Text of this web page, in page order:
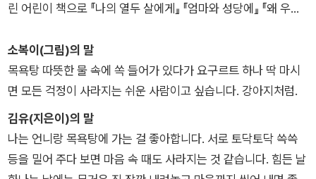
린 어린이 책으로 『나의 열두 살에게』 『엄마와 성당에』 『왜 우
말고 어쨌든 해결1, 2』가 있어요.
소복이(그림)의 말
목욕탕 따뜻한 물 속에 쏙 들어가 있다가 요구르트 하나 딱 마시
면 모든 걱정이 사라지는 쉬운 사람이고 싶습니다. 강아지처럼.
김유(지은이)의 말
나는 언니랑 목욕탕에 가는 걸 좋아합니다. 서로 토닥토닥 쓱쓱
등을 밀어 주다 보면 마음 속 때도 사라지는 것 같습니다. 힘든 날